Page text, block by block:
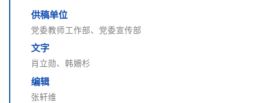
供稿单位
党委教师工作部、党委宣传部
文字
肖立勋、韩姍杉
编辑
张轩维